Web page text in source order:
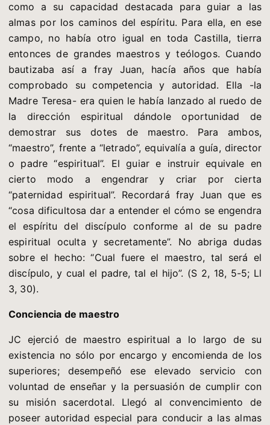
como a su capacidad destacada para guiar a las
almas por los caminos del espíritu. Para ella, en ese
campo, no había otro igual en toda Castilla, tierra
entonces de grandes maestros y teólogos. Cuando
bautizaba así a fray Juan, hacía años que había
comprobado su competencia y autoridad. Ella -la
Madre Teresa- era quien le había lanzado al ruedo de
la dirección espiritual dándole oportunidad de
demostrar sus dotes de maestro. Para ambos,
“maestro”, frente a “letrado”, equivalía a guía, director
o padre “espiritual”. El guiar e instruir equivale en
cierto modo a engendrar y criar por cierta
“paternidad espiritual”. Recordará fray Juan que es
“cosa dificultosa dar a entender el cómo se engendra
el espíritu del discípulo conforme al de su padre
espiritual oculta y secretamente”. No abriga dudas
sobre el hecho: “Cual fuere el maestro, tal será el
discípulo, y cual el padre, tal el hijo”. (S 2, 18, 5-5; Ll
3, 30).
Conciencia de maestro
JC ejerció de maestro espiritual a lo largo de su
existencia no sólo por encargo y encomienda de los
superiores; desempeñó ese elevado servicio con
voluntad de enseñar y la persuasión de cumplir con
su misión sacerdotal. Llegó al convencimiento de
poseer autoridad especial para conducir a las almas